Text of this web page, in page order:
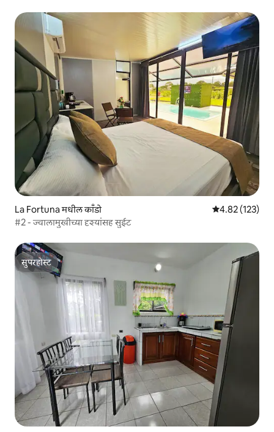
La Fortuna मधील काँडो 5 पैकी 4.82
4.82 (123)
#2 - ज्वालामुखीच्या दृश्यांसह सुईट
सुपरहोस्ट
सुपरहोस्ट